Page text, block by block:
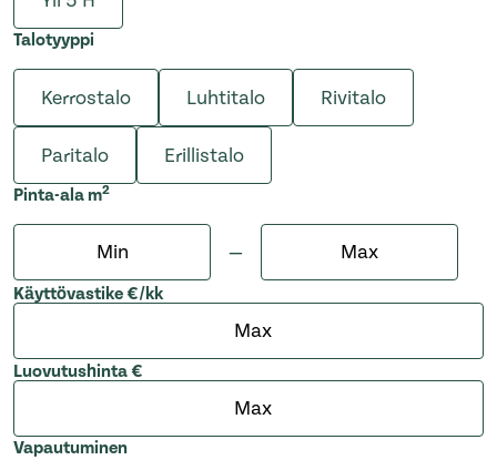
Talotyyppi
Kerrostalo Luhtitalo Rivitalo
Paritalo Erillistalo
Pinta-alam2
—
Käyttövastike €/kk
Luovutushinta €
Vapautuminen